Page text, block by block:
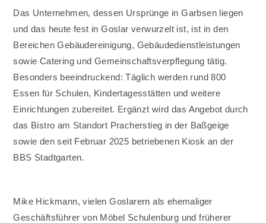
Das Unternehmen, dessen Ursprünge in Garbsen liegen
und das heute fest in Goslar verwurzelt ist, ist in den
Bereichen Gebäudereinigung, Gebäudedienstleistungen
sowie Catering und Gemeinschaftsverpflegung tätig.
Besonders beeindruckend: Täglich werden rund 800
Essen für Schulen, Kindertagesstätten und weitere
Einrichtungen zubereitet. Ergänzt wird das Angebot durch
das Bistro am Standort Pracherstieg in der Baßgeige
sowie den seit Februar 2025 betriebenen Kiosk an der
BBS Stadtgarten.
Mike Hickmann, vielen Goslarern als ehemaliger
Geschäftsführer von Möbel Schulenburg und früherer